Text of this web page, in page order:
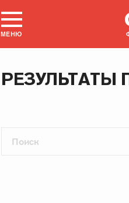
МЕНЮ
РЕЗУЛЬТАТЫ